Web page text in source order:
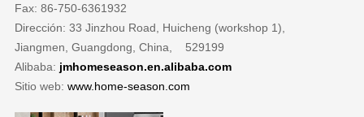
Fax: 86-750-6361932
Dirección: 33 Jinzhou Road, Huicheng (workshop 1),
Jiangmen, Guangdong, China, 529199
Alibaba: jmhomeseason.en.alibaba.com
Sitio web: www.home-season.com